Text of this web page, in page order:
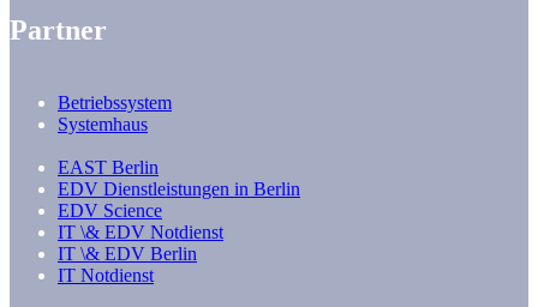
Partner
Betriebssystem
Systemhaus
EAST Berlin
EDV Dienstleistungen in Berlin
EDV Science
IT \& EDV Notdienst
IT \& EDV Berlin
IT Notdienst